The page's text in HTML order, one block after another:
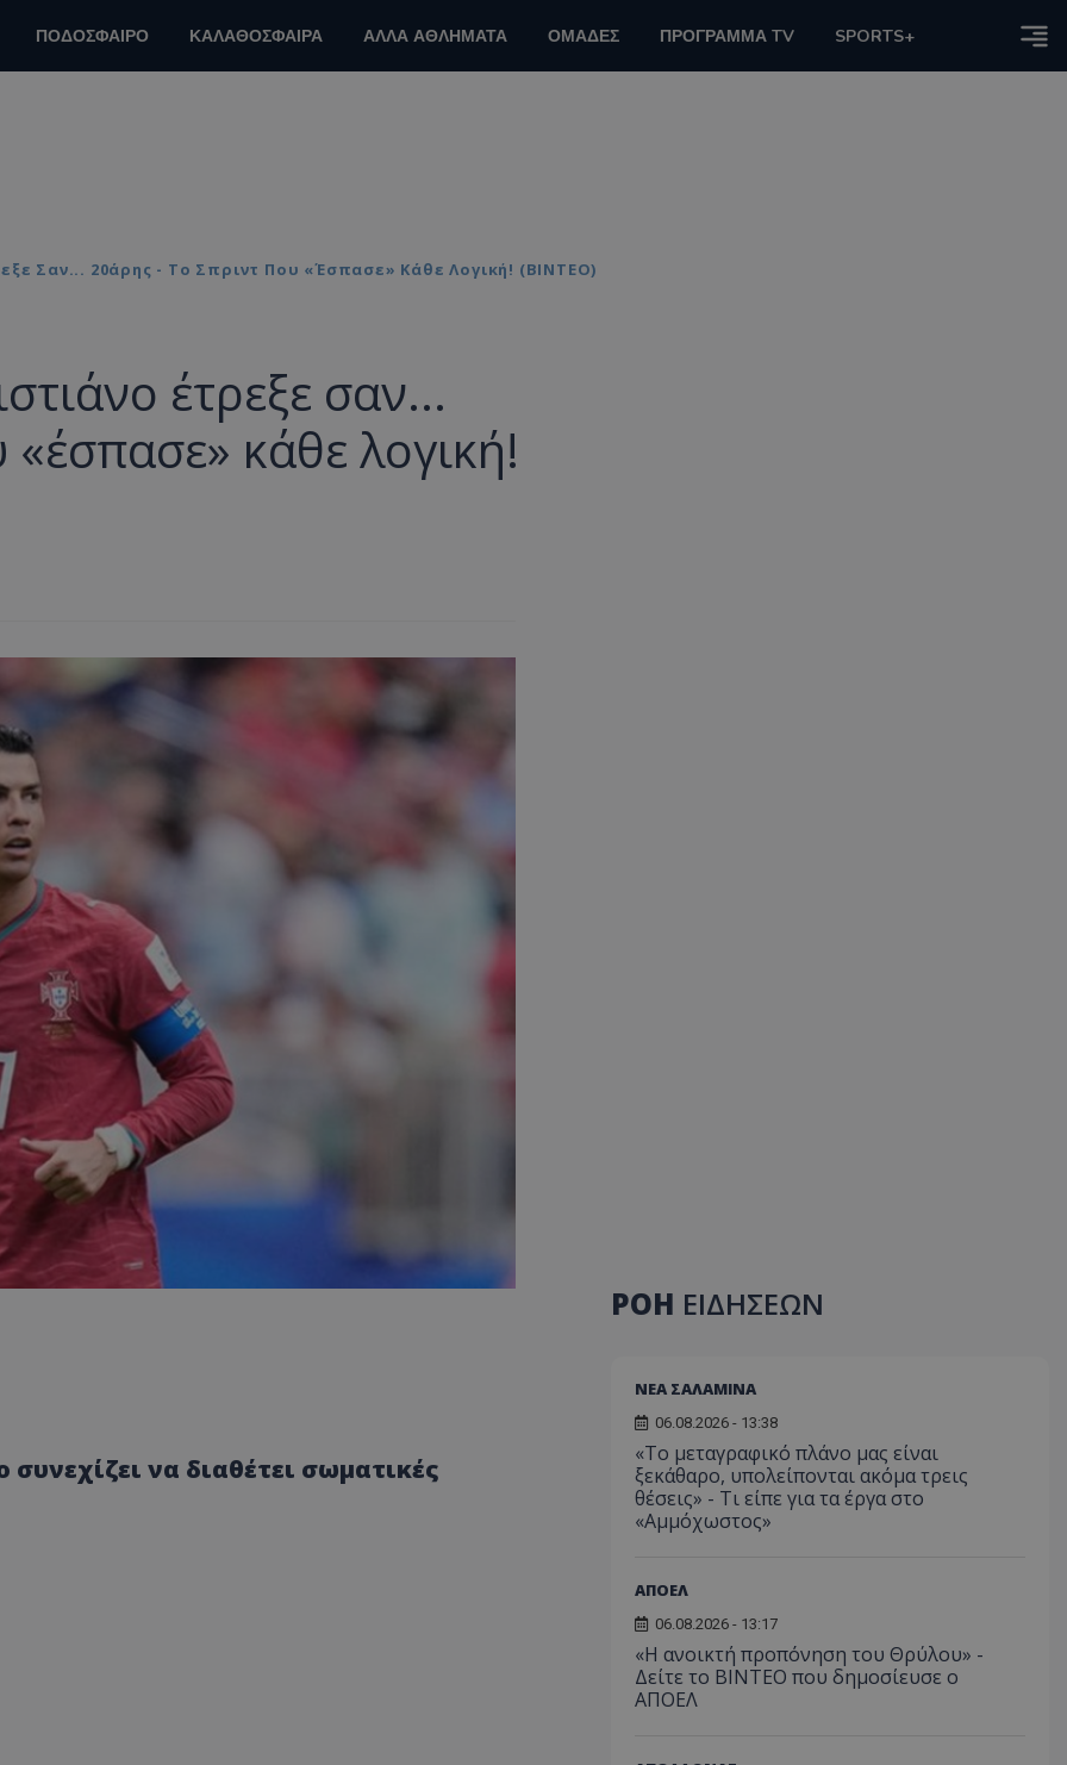
ΠΟΔΟΣΦΑΙΡΟ ΚΑΛΑΘΟΣΦΑΙΡΑ ΑΛΛΑ ΑΘΛΗΜΑΤΑ ΟΜΑΔΕΣ ΠΡΟΓΡΑΜΜΑ TV SPORTS+
Σαν... 20άρης - Το Σπριντ Που «έσπασε» Κάθε Λογική! (ΒΙΝΤΕΟ)
έτρεξε σαν...
κάθε λογική!
να διαθέτει σωματικές
ΡΟΗ ΕΙΔΗΣΕΩΝ
ΝΕΑ ΣΑΛΑΜΙΝΑ
06.08.2026 - 13:38
«Το μεταγραφικό πλάνο μας είναι
ξεκάθαρο, υπολείπονται ακόμα τρεις
θέσεις» - Τι είπε για τα έργα στο
«Αμμόχωστος»
ΑΠΟΕΛ
06.08.2026 - 13:17
«Η ανοικτή προπόνηση του Θρύλου» -
Δείτε το ΒΙΝΤΕΟ που δημοσίευσε ο
ΑΠΟΕΛ